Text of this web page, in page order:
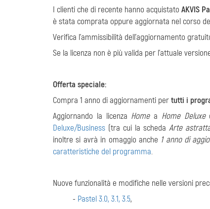
I clienti che di recente hanno acquistato AKVIS
è stata comprata oppure aggiornata nel corso
Verifica l'ammissibilità dell'aggiornamento
Se la licenza non è più valida per l'attuale
Offerta speciale:
Compra 1 anno di aggiornamenti pertutti i
Aggiornando la licenza Homea Home Deluxe
Deluxe/Business (tra cui la scheda Arte
inoltre si avrà in omaggio anche 1 anno di
caratteristiche del programma.
Nuove funzionalità e modifiche nelle versioni
- Pastel 3.0, 3.1, 3.5,